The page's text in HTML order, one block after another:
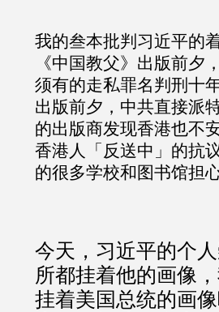
我的叁本批判习近平的
《中国教父》出版前夕
须有的走私罪名判刑十
出版前夕，中共直接派
的出版商发现香港也不
香港人「反送中」的抗
的很多学校和图书馆担
今天，习近平的个
所都挂着他的画像
挂着美国总统的画像